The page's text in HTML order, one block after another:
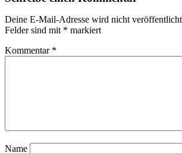
Deine E-Mail-Adresse wird nicht
Felder sind mit * markiert
Kommentar *
Name